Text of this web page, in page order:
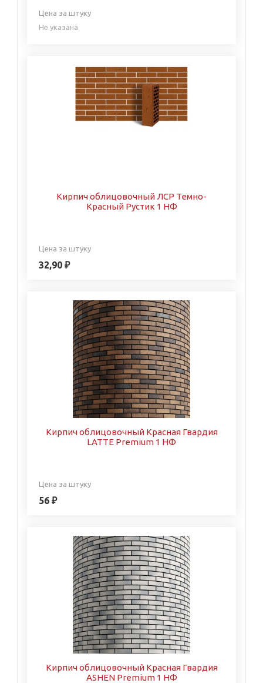
Цена за штуку
Не указана
Кирпич облицовочный ЛСР Темно-
Красный Рустик 1 НФ
Цена за штуку
32,90 ₽
Кирпич облицовочный Красная Гвардия
LATTE Premium 1 НФ
Цена за штуку
56 ₽
Кирпич облицовочный Красная Гвардия
ASHEN Premium 1 НФ